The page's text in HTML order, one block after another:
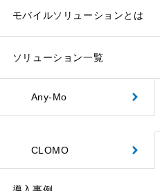
モバイルソリューションとは
ソリューション一覧
Any-Mo
CLOMO